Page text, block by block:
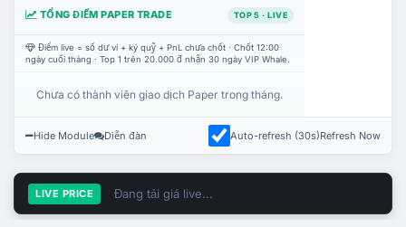
TỔNG ĐIỂM PAPER TRADE TOP 5 · LIVE
Điểm live = số dư ví + ký quỹ + PnL chưa chốt · Chốt 12:00
ngày cuối tháng · Top 1 trên 20.000 đ nhận 30 ngày VIP Whale.
Chưa có thành viên giao dịch Paper trong tháng.
Hide Module Diễn đàn Auto-refresh (30s)Refresh Now
LIVE PRICE Đang tải giá live...